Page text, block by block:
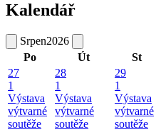
Kalendář
Srpen2026
Po
Út St
27
1
Výstava
výtvarné
soutěže
28
1
Výstava
výtvarné
soutěže
29
1
Výstava
výtvarné
soutěže